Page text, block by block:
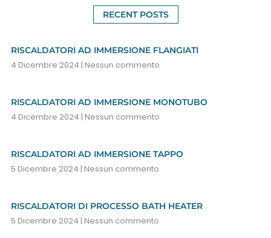
RECENT POSTS
RISCALDATORI AD IMMERSIONE FLANGIATI
4 Dicembre 2024 Nessun commento
RISCALDATORI AD IMMERSIONE MONOTUBO
4 Dicembre 2024 Nessun commento
RISCALDATORI AD IMMERSIONE TAPPO
5 Dicembre 2024 Nessun commento
RISCALDATORI DI PROCESSO BATH HEATER
5 Dicembre 2024 Nessun commento